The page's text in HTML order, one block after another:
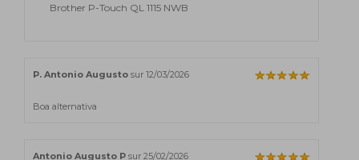
Brother P-Touch QL 1115 NWB
P. Antonio Augusto sur 12/03/2026
Boa alternativa
Antonio Augusto P sur 25/02/2026